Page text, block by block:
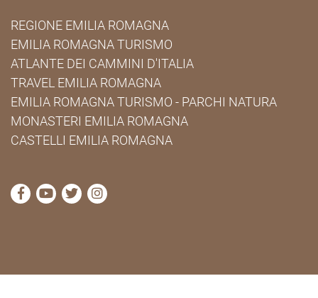
REGIONE EMILIA ROMAGNA
EMILIA ROMAGNA TURISMO
ATLANTE DEI CAMMINI D'ITALIA
TRAVEL EMILIA ROMAGNA
EMILIA ROMAGNA TURISMO - PARCHI NATURA
MONASTERI EMILIA ROMAGNA
CASTELLI EMILIA ROMAGNA
visita la pagina Facebook di Cammini Emilia-
visita la pagina YouTube di Cammini Emilia-
visita la pagina Twitter di Cammini Emilia-
visita la pagina Instagram di Cammini